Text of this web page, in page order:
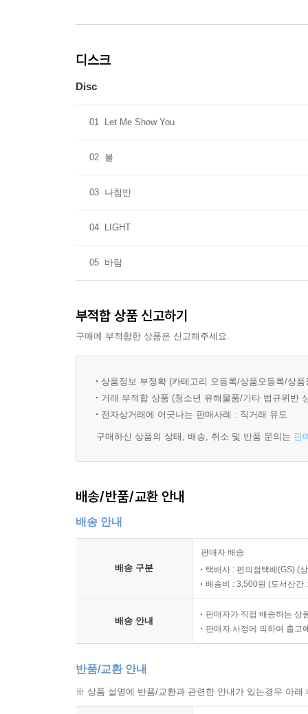
디스크
Disc
01 Let Me Show You
02 불
03 나침반
04 LIGHT
05 바람
부적합 상품 신고하기
구매에 부적합한 상품은 신고해주세요.
상품정보 부정확 (카테고리 오등록/상품오등록/상
거래 부적합 상품 (청소년 유해물품/기타 법규위반
전자상거래에 어긋나는 판매사례 : 직거래 유도
구매하신 상품의 상태, 배송, 취소 및 반품 문의는 판
배송/반품/교환 안내
배송 안내
배송 구분
판매자 배송
택배사 : 편의점택배(GS) (
배송비 : 3,500원 (도서산간
배송 안내
판매자가 직접 배송하는 상
판매자 사정에 의하여 출고
반품/교환 안내
※ 상품 설명에 반품/교환과 관련한 안내가 있는경우 아